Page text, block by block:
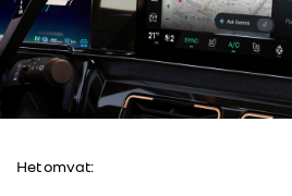
Het omvat: